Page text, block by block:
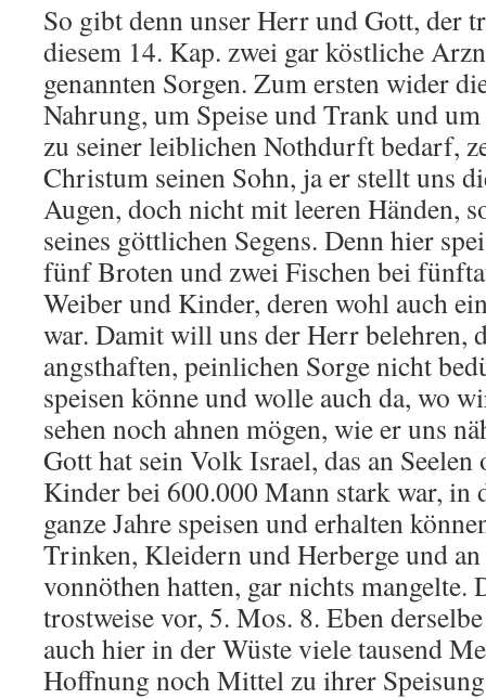
So gibt denn unser Herr und Gott, der
diesem 14. Kap. zwei gar köstliche
genannten Sorgen. Zum ersten wider
Nahrung, um Speise und Trank und
zu seiner leiblichen Nothdurft bedarf,
Christum seinen Sohn, ja er stellt uns
Augen, doch nicht mit leeren Händen,
seines göttlichen Segens. Denn hier
fünf Broten und zwei Fischen bei
Weiber und Kinder, deren wohl auch
war. Damit will uns der Herr belehren,
angsthaften, peinlichen Sorge nicht
speisen könne und wolle auch da, wo
sehen noch ahnen mögen, wie er uns
Gott hat sein Volk Israel, das an Seelen
Kinder bei 600.000 Mann stark war, in
ganze Jahre speisen und erhalten
Trinken, Kleidern und Herberge und
vonnöthen hatten, gar nichts mangelte.
trostweise vor, 5. Mos. 8. Eben
auch hier in der Wüste viele tausend
Hoffnung noch Mittel zu ihrer